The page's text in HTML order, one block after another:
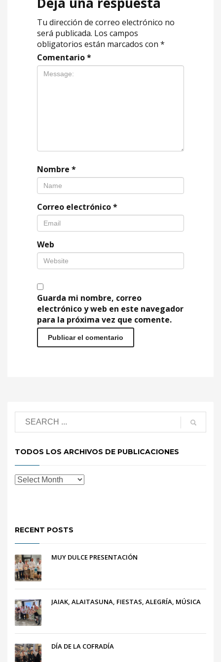
Tu dirección de correo electrónico no
será publicada. Los campos
obligatorios están marcados con *
Comentario*
Nombre *
Correo electrónico*
Web
Guarda mi nombre, correo
electrónico y web en este navegador
para la próxima vez que comente.
TODOS LOS ARCHIVOS DE PUBLICACIONES
RECENT POSTS
MUY DULCE PRESENTACIÓN
JAIAK, ALAITASUNA, FIESTAS, ALEGRÍA, MÚSICA
DÍA DE LA COFRADÍA